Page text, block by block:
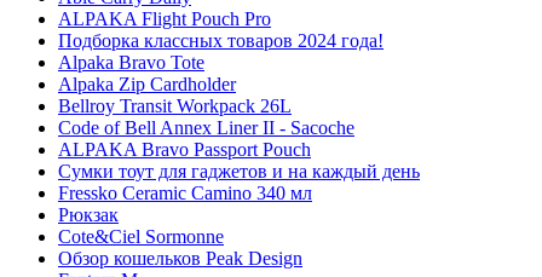
ALPAKA Flight Pouch Pro
Подборка классных товаров 2024 года!
Alpaka Bravo Tote
Alpaka Zip Cardholder
Bellroy Transit Workpack 26L
Code of Bell Annex Liner II - Sacoche
ALPAKA Bravo Passport Pouch
Сумки тоут для гаджетов и на каждый день
Fressko Ceramic Camino 340 мл
Рюкзак
Cote&Ciel Sormonne
Обзор кошельков Peak Design